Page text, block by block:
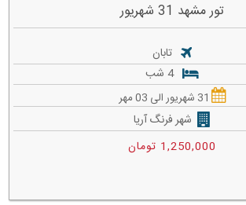
تور مشهد 31 شهریور
تابان
4 شب
31 شهریور الی 03 مهر
شهر فرنگ آریا
1,250,000 تومان